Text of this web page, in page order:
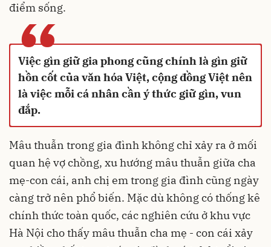
điểm sống.
“
Việc gìn giữ gia phong cũng chính là gìn giữ
hồn cốt của văn hóa Việt, cộng đồng Việt nên
là việc mỗi cá nhân cần ý thức giữ gìn, vun
đắp.
Mâu thuẫn trong gia đình không chỉ xảy ra ở mối
quan hệ vợ chồng, xu hướng mâu thuẫn giữa cha
mẹ-con cái, anh chị em trong gia đình cũng ngày
càng trở nên phổ biến. Mặc dù không có thống kê
chính thức toàn quốc, các nghiên cứu ở khu vực
Hà Nội cho thấy mâu thuẫn cha mẹ - con cái xảy